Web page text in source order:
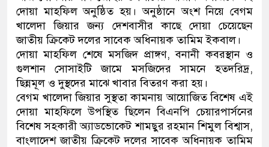
যেকোনো সময় বেনজীরের
নেতৃত্ব ও গণতন্ত্রের মূর্তমান
দোয়া মাহফিল অনুষ্ঠিত হয়। অনুষ্ঠানে অংশ নিয়ে বেগম
খালেদা জিয়ার জন্য দেশবাসীর কাছে দোয়া চেয়েছেন
জাতীয় ক্রিকেট দলের সাবেক অধিনায়ক তামিম ইকবাল।
দোয়া মাহফিল শেষে মসজিদ প্রাঙ্গণ, বনানী কবরস্থান ও
গুলশান সোসাইটি জামে মসজিদের সামনে হতদরিদ্র,
ছিন্নমূল ও দুস্থদের মাঝে খাবার বিতরণ করা হয়।
বেগম খালেদা জিয়ার সুস্থতা কামনায় আয়োজিত বিশেষ এই
দোয়া মাহফিলে উপস্থিত ছিলেন বিএনপি চেয়ারপার্সনের
বিশেষ সহকারী অ্যাডভোকেট শামছুর রহমান শিমুল বিশ্বাস,
বাংলাদেশ জাতীয় ক্রিকেট দলের সাবেক অধিনায়ক তামিম